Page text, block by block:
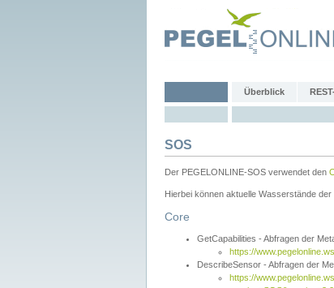
Überblick
SOS
Der PEGELONLINE-SOS verwendet den
Hierbei können aktuelle Wasserstände
Core
GetCapabilities - Abfragen der
https://
DescribeSensor - Abfragen der
https://